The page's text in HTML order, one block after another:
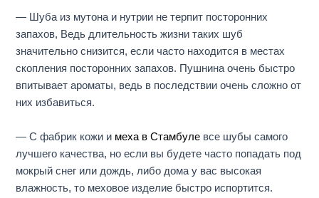
— Шуба из мутона и нутрии не терпит посторонних
запахов, Ведь длительностьжизни таких шуб
значительно снизится, если часто находится в местах
скопления посторонних запахов. Пушнина очень быстро
впитывает ароматы, ведь в последствии оченьсложно от
них избавиться.
— С фабрик кожи и меха в Стамбуле все шубы самого
лучшего качества, но если вы будете часто попадать под
мокрый снег или дождь, либо дома у вас высокая
влажность, то меховое изделие быстро испортится.